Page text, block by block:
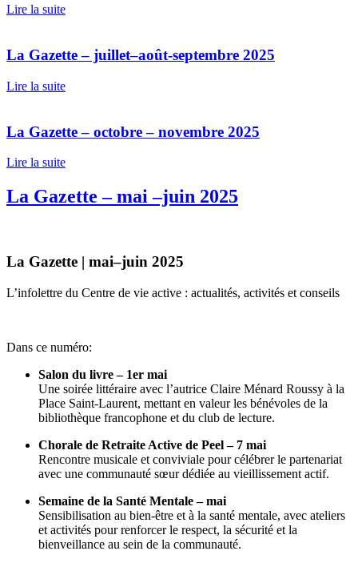
Lire la suite
La Gazette – juillet–août-septembre 2025
Lire la suite
La Gazette – octobre – novembre 2025
Lire la suite
La Gazette – mai –juin 2025
La Gazette | mai–juin 2025
L’infolettre du Centre de vie active : actualités, activités et conseils
Dans ce numéro:
Salon du livre – 1er mai
Une soirée littéraire avec l’autrice Claire Ménard Roussy à la
Place Saint-Laurent, mettant en valeur les bénévoles de la
bibliothèque francophone et du club de lecture.
Chorale de Retraite Active de Peel – 7 mai
Rencontre musicale et conviviale pour célébrer le partenariat
avec une communauté sœur dédiée au vieillissement actif.
Semaine de la Santé Mentale – mai
Sensibilisation au bien-être et à la santé mentale, avec ateliers
et activités pour renforcer le respect, la sécurité et la
bienveillance au sein de la communauté.